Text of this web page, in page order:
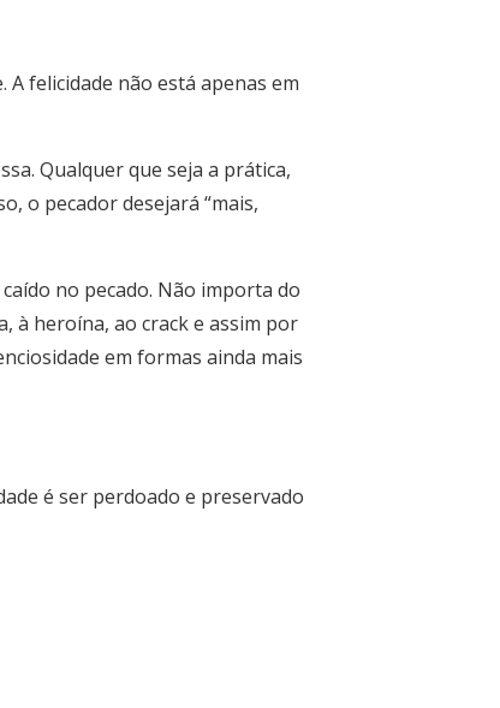
felicidade não está apenas em
Qualquer que seja a prática,
o pecador desejará “mais,
no pecado. Não importa do
à heroína, ao crack e assim por
em formas ainda mais
é ser perdoado e preservado